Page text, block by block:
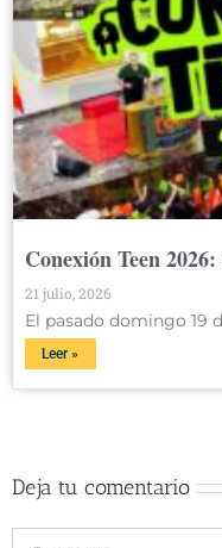
Conexión Teen
21 julio, 2026
El pasado domingo 19
Leer »
Deja tu comentario